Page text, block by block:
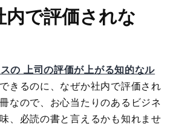
内で評価されな
の 上司の評価が上がる知的なル
きるのに、なぜか社内で評価され
なので、お心当たりのあるビジネ
、必読の書と言えるかも知れませ